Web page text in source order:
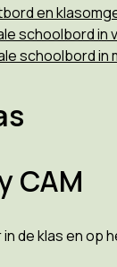
en
schoolbord in
schoolbord in
CAM
de klas en op